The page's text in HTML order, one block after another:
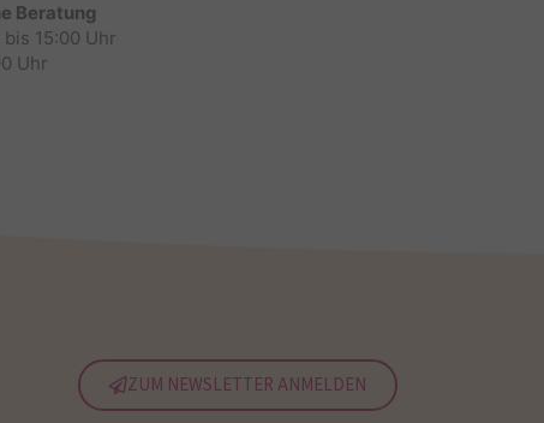
Beratung
15:00 Uhr
Uhr
ZUM NEWSLETTER ANMELDEN